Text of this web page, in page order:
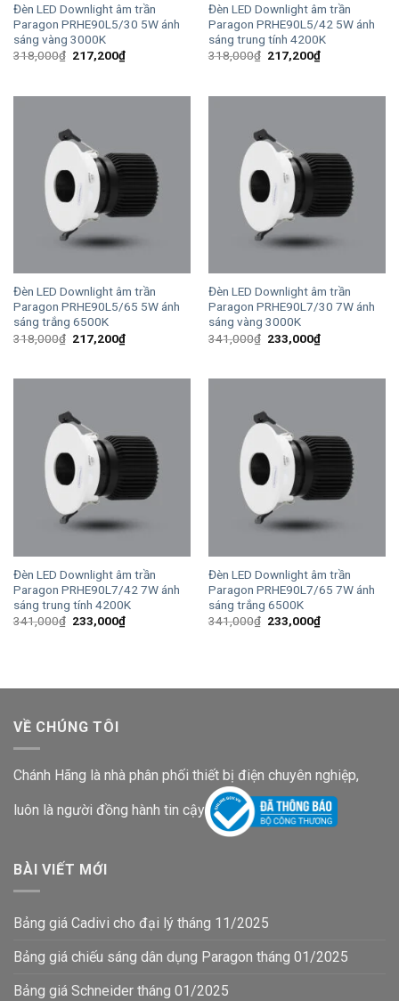
Đèn LED Downlight âm trần
Paragon PRHE90L5/30 5W ánh
sáng vàng 3000K
318,000₫ Giá
217,200₫Giá
hiện
217,200₫.
Đèn LED Downlight âm trần
Paragon PRHE90L5/42 5W ánh
sáng trung tính 4200K
318,000₫ Giá
217,200₫Giá
hiện
217,200₫.
Đèn LED Downlight âm trần
Paragon PRHE90L5/65 5W ánh
sáng trắng 6500K
318,000₫ Giá
217,200₫Giá
hiện
Đèn LED Downlight âm trần
Paragon PRHE90L7/30 7W ánh
sáng vàng 3000K
341,000₫ Giá
233,000₫Giá
hiện
Đèn LED Downlight âm trần
Paragon PRHE90L7/42 7W ánh
sáng trung tính 4200K
341,000₫ Giá
233,000₫Giá
hiện
Đèn LED Downlight âm trần
Paragon PRHE90L7/65 7W ánh
sáng trắng 6500K
341,000₫ Giá
233,000₫Giá
hiện
VỀ CHÚNG TÔI
Chánh Hãng là nhà phân phối thiết bị điện chuyên nghiệp,
luôn là người đồng hành tin cậy
BÀI VIẾT MỚI
Bảng giá Cadivi cho đại lý tháng 11/2025
Bảng giá chiếu sáng dân dụng Paragon tháng 01/2025
Bảng giá Schneider tháng 01/2025